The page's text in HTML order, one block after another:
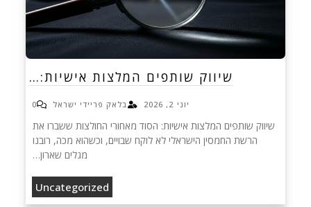
שיווק שותפים המלצות אישיות:…
יוני 2, 2026 בלאק פריידי ישראל 0
שיווק שותפים המלצות אישיות: הסוד מאחורי החולצות ששברו את
הרשת החמסין הישראלי לא לוקח שבויים, וכשהוא מכה, רובנו
מגלים שארון…
Uncategorized